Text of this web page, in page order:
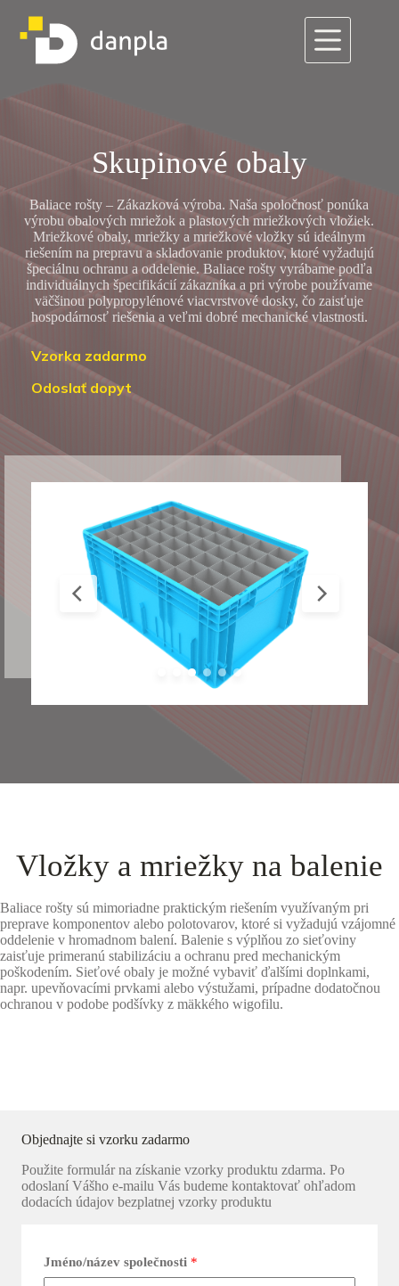
content
Skupinové obaly
Baliace rošty – Zákazková výroba. Naša spoločnosť ponúka
výrobu obalových mriežok a plastových mriežkových vložiek.
Mriežkové obaly, mriežky a mriežkové vložky sú ideálnym
riešením na prepravu a skladovanie produktov, ktoré vyžadujú
špeciálnu ochranu a oddelenie. Baliace rošty vyrábame podľa
individuálnych špecifikácií zákazníka a pri výrobe používame
väčšinou polypropylénové viacvrstvové dosky, čo zaisťuje
hospodárnosť riešenia a veľmi dobré mechanické vlastnosti.
Vzorka zadarmo
Odoslať dopyt
Vložky a mriežky na balenie
Baliace rošty sú mimoriadne praktickým riešením využívaným pri
preprave komponentov alebo polotovarov, ktoré si vyžadujú vzájomné
oddelenie v hromadnom balení. Balenie s výplňou zo sieťoviny
zaisťuje primeranú stabilizáciu a ochranu pred mechanickým
poškodením. Sieťové obaly je možné vybaviť ďalšími doplnkami,
napr. upevňovacími prvkami alebo výstužami, prípadne dodatočnou
ochranou v podobe podšívky z mäkkého wigofilu.
Objednajte si vzorku zadarmo
Použite formulár na získanie vzorky produktu zdarma. Po
odoslaní Vášho e-mailu Vás budeme kontaktovať ohľadom
dodacích údajov bezplatnej vzorky produktu
Jméno/název společnosti *